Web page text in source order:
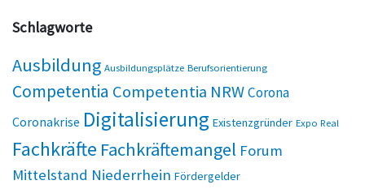
Schlagworte
Ausbildung Ausbildungsplätze Berufsorientierung
Competentia Competentia NRWCorona
Coronakrise Digitalisierung Existenzgründer Expo Real
Fachkräfte Fachkräftemangel Forum
Mittelstand Niederrhein Fördergelder